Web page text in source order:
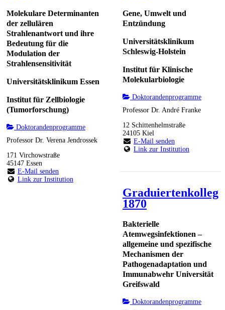
Molekulare Determinanten
der zellulären
Strahlenantwort und ihre
Bedeutung für die
Modulation der
Strahlensensitivität
Universitätsklinikum Essen
Institut für Zellbiologie
(Tumorforschung)
Doktorandenprogramme
Professor Dr. Verena Jendrossek
171 Virchowstraße
45147 Essen
E-Mail senden
Link zur Institution
Gene, Umwelt und
Entzündung
Universitätsklinikum
Schleswig-Holstein
Institut für Klinische
Molekularbiologie
Doktorandenprogramme
Professor Dr. André Franke
12 Schittenhelmstraße
24105 Kiel
E-Mail senden
Link zur Institution
Graduiertenkolleg
1870
Bakterielle
Atemwegsinfektionen –
allgemeine und spezifische
Mechanismen der
Pathogenadaptation und
Immunabwehr Universität
Greifswald
Doktorandenprogramme